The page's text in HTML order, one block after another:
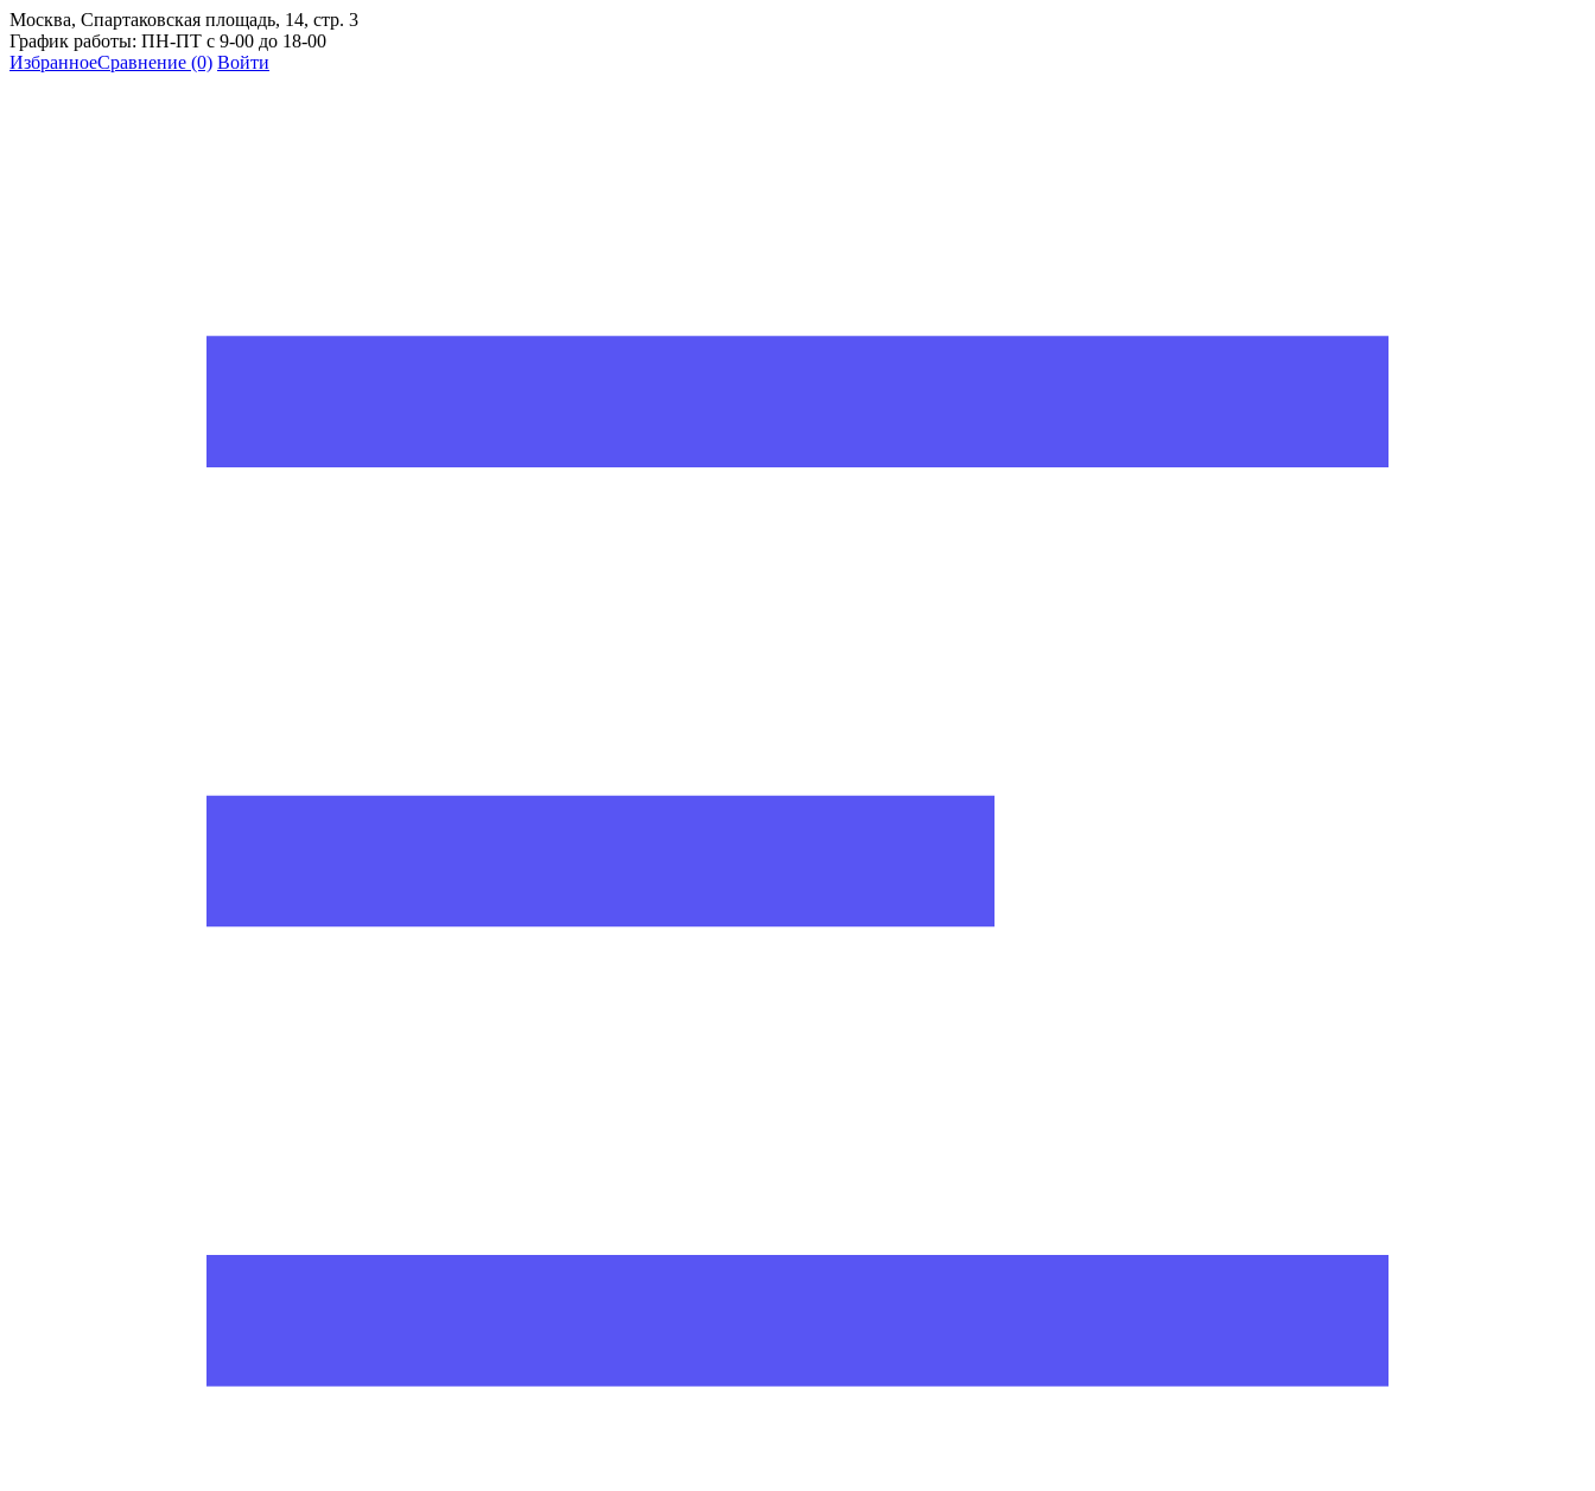
Москва, Спартаковская площадь, 14, стр. 3
График работы: ПН-ПТ с 9-00 до 18-00
ИзбранноеСравнение (0) Войти